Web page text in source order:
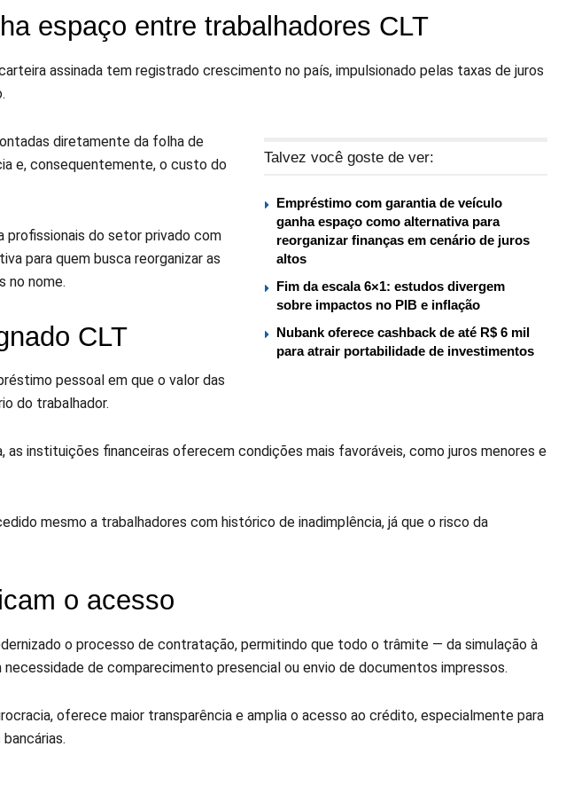
espaço entre trabalhadores CLT
assinada tem registrado crescimento no país, impulsionado pelas taxas de juros
Talvez você goste de ver:
Empréstimo com garantia de veículo
ganha espaço como alternativa para
reorganizar finanças em cenário de juros
altos
Fim da escala 6×1: estudos divergem
sobre impactos no PIB e inflação
Nubank oferece cashback de até R$ 6 mil
para atrair portabilidade de investimentos
diretamente da folha de
e, consequentemente, o custo do
profissionais do setor privado com
para quem busca reorganizar as
no nome.
CLT
pessoal em que o valor das
do trabalhador.
instituições financeiras oferecem condições mais favoráveis, como juros menores e
mesmo a trabalhadores com histórico de inadimplência, já que o risco da
o acesso
o processo de contratação, permitindo que todo o trâmite — da simulação à
de comparecimento presencial ou envio de documentos impressos.
oferece maior transparência e amplia o acesso ao crédito, especialmente para